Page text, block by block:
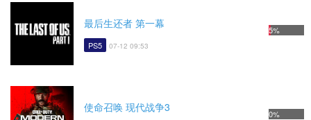
最后生还者 第一幕
PS5 07-12 09:53
5%
使命召唤 现代战争3 0%